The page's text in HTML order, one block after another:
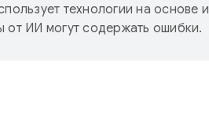
технологии на основе
от ИИ могут содержать ошибки.